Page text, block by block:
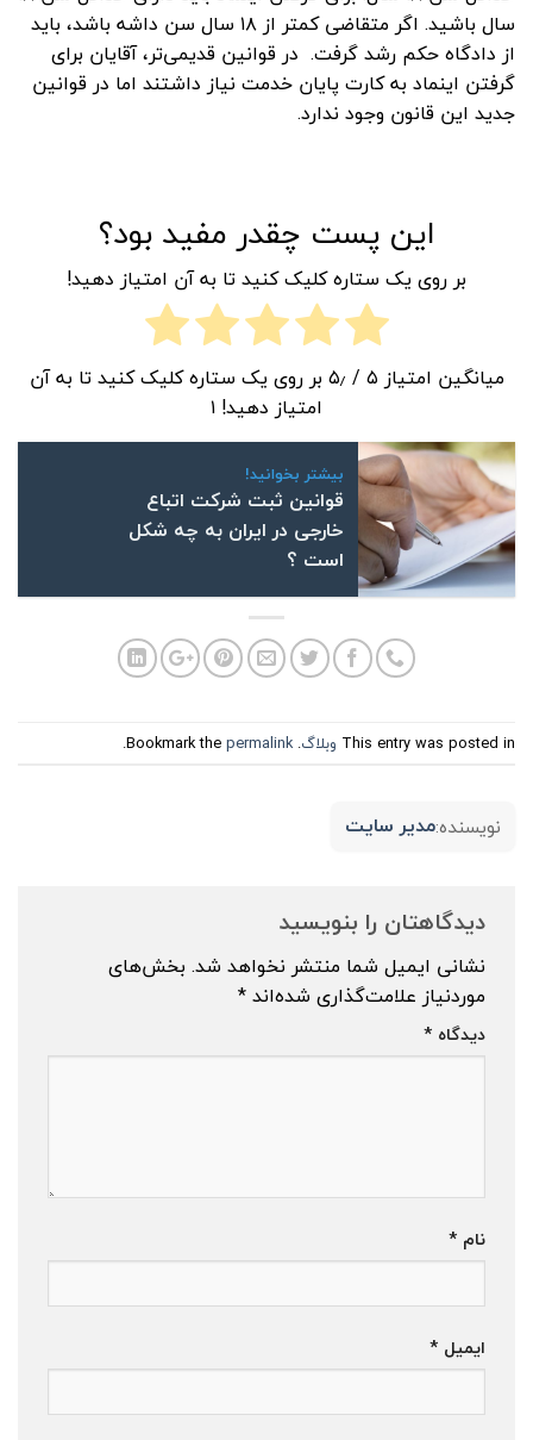
سال باشید. اگر متقاضی کمتر از ۱۸ سال سن داشه باشد، باید
از دادگاه حکم رشد گرفت. در قوانین قدیمی‌تر، آقایان برای
گرفتن اینماد به کارت پایان خدمت نیاز داشتند اما در قوانین
جدید این قانون وجود ندارد.
این پست چقدر مفید بود؟
بر روی یک ستاره کلیک کنید تا به آن امتیاز دهید!
میانگین امتیاز ۵
/ ۵٫ بر روی یک ستاره کلیک کنید تا به آن
امتیاز دهید! ۱
بیشتر بخوانید!
قوانین ثبت شرکت اتباع
خارجی در ایران به چه شکل
است ؟
This entry was posted in وبلاگ. Bookmark the
permalink
.
نویسنده:مدیر سایت
دیدگاهتان را بنویسید
نشانی ایمیل شما منتشر نخواهد شد. بخش‌های
موردنیاز علامت‌گذاری شده‌اند*
دیدگاه *
نام *
ایمیل *